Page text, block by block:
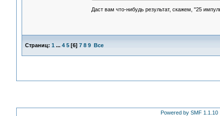
Даст вам что-нибудь результат, скажем, "25
Страниц: 1 ... 4 5[6] 7 8 9 Все
Powered by SMF 1.1.10